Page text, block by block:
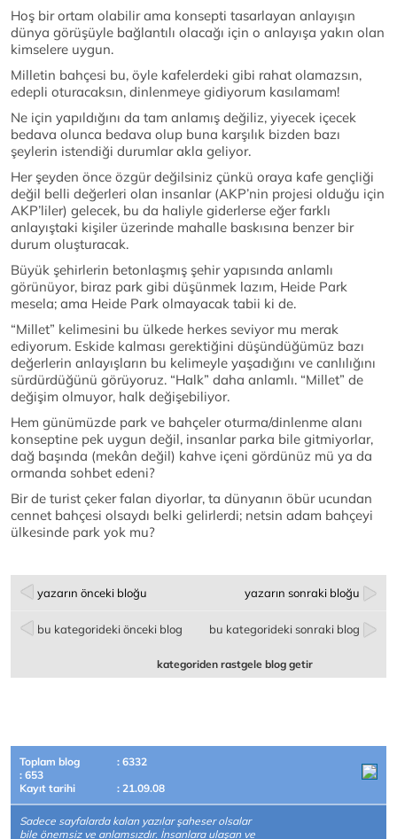
Hoş bir ortam olabilir ama konsepti tasarlayan anlayışın
dünya görüşüyle bağlantılı olacağı için o anlayışa yakın olan
kimselere uygun.
Milletin bahçesi bu, öyle kafelerdeki gibi rahat olamazsın,
edepli oturacaksın, dinlenmeye gidiyorum kasılamam!
Ne için yapıldığını da tam anlamış değiliz, yiyecek içecek
bedava olunca bedava olup buna karşılık bizden bazı
şeylerin istendiği durumlar akla geliyor.
Her şeyden önce özgür değilsiniz çünkü oraya kafe gençliği
değil belli değerleri olan insanlar (AKP’nin projesi olduğu için
AKP’liler) gelecek, bu da haliyle giderlerse eğer farklı
anlayıştaki kişiler üzerinde mahalle baskısına benzer bir
durum oluşturacak.
Büyük şehirlerin betonlaşmış şehir yapısında anlamlı
görünüyor, biraz park gibi düşünmek lazım, Heide Park
mesela; ama Heide Park olmayacak tabii ki de.
“Millet” kelimesini bu ülkede herkes seviyor mu merak
ediyorum. Eskide kalması gerektiğini düşündüğümüz bazı
değerlerin anlayışların bu kelimeyle yaşadığını ve canlılığını
sürdürdüğünü görüyoruz. “Halk” daha anlamlı. “Millet” de
değişim olmuyor, halk değişebiliyor.
Hem günümüzde park ve bahçeler oturma/dinlenme alanı
konseptine pek uygun değil, insanlar parka bile gitmiyorlar,
dağ başında (mekân değil) kahve içeni gördünüz mü ya da
ormanda sohbet edeni?
Bir de turist çeker falan diyorlar, ta dünyanın öbür ucundan
cennet bahçesi olsaydı belki gelirlerdi; netsin adam bahçeyi
ülkesinde park yok mu?
yazarın önceki bloğu yazarın sonraki bloğu
bu kategorideki önceki blog bu kategorideki sonraki blog
kategoriden rastgele blog getir
Toplam blog
: 6332
: 653
Kayıt tarihi
: 21.09.08
Sadece sayfalarda kalan yazılar şaheser olsalar
bile önemsiz ve anlamsızdır. İnsanlara ulaşan ve